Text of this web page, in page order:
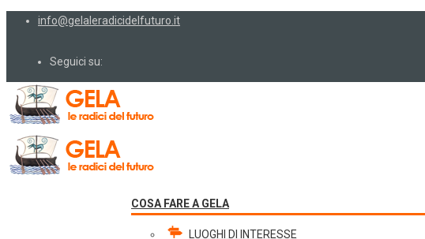
info@gelaleradicidelfuturo.it
Seguici su:
COSA FARE A GELA
LUOGHI DI INTERESSE